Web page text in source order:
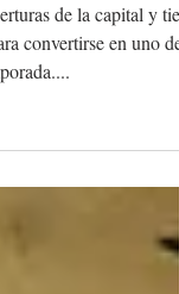
MÁS
MADRID
de la capital y
convertirse en uno de